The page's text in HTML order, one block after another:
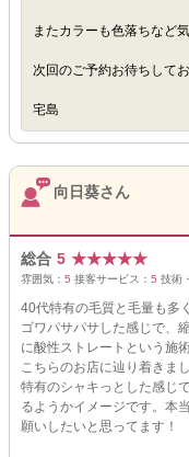
またカラーも色落ちなど
次回のご予約お待ちしてお
宅島
向日葵さん
総合 5 ★★★★★
雰囲気： 5 接客サービス： 5 技術
40代特有の毛質と毛量も多
ゴワパサパサした感じで、
に酸性ストレートという施
こちらのお店に辿り着きま
特有のシャキっとした感じ
るようかイメージです。本
願いしたいと思ってます！